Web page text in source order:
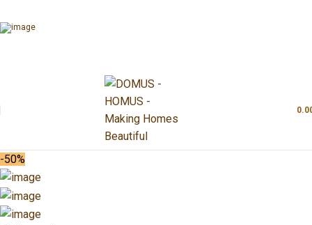
-50%